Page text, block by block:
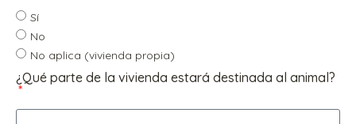
Sí
No
No aplica (vivienda propia)
¿Qué parte de la vivienda estará destinada al animal?